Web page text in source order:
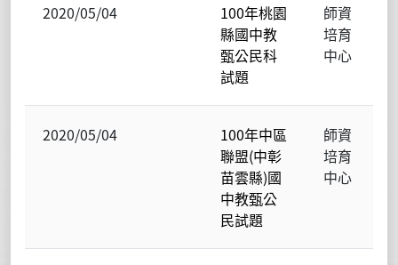
2020/05/04
100年桃園
縣國中教
甄公民科
試題
師資
培育
中心
2020/05/04
100年中區
聯盟(中彰
苗雲縣)國
中教甄公
民試題
師資
培育
中心